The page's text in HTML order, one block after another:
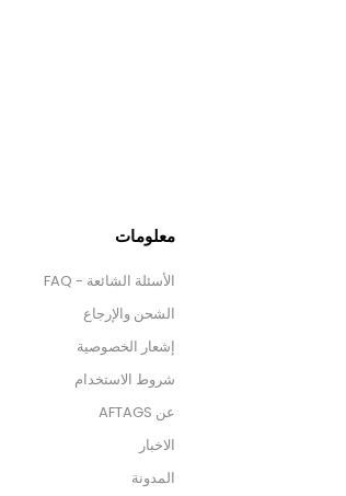
معلومات
الأسئلة الشائعة - FAQ
الشحن والإرجاع
إشعار الخصوصية
شروط الاستخدام
عن AFTAGS
الاخبار
المدونة